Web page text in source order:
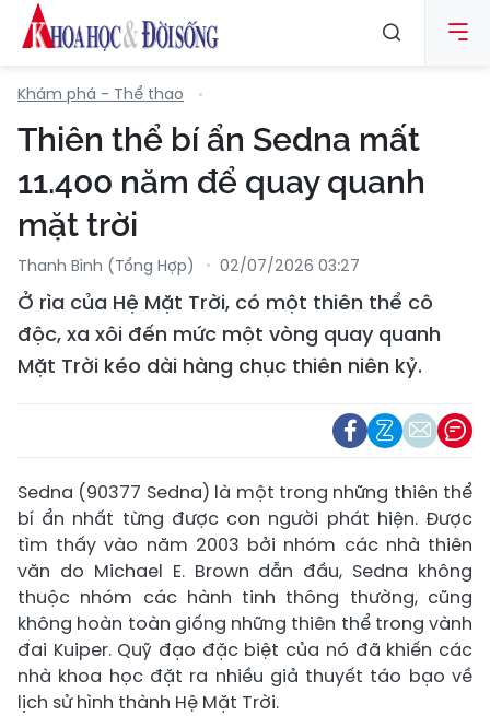
Khám phá - Thể thao
Thiên thể bí ẩn Sedna mất
11.400 năm để quay quanh
mặt trời
Thanh Bình (tổng Hợp) 02/07/2026 03:27
Ở rìa của Hệ Mặt Trời, có một thiên thể cô
độc, xa xôi đến mức một vòng quay quanh
Mặt Trời kéo dài hàng chục thiên niên kỷ.
Sedna (90377 Sedna) là một trong những thiên thể
bí ẩn nhất từng được con người phát hiện. Được
tìm thấy vào năm 2003 bởi nhóm các nhà thiên
văn do Michael E. Brown dẫn đầu, Sedna không
thuộc nhóm các hành tinh thông thường, cũng
không hoàn toàn giống những thiên thể trong vành
đai Kuiper. Quỹ đạo đặc biệt của nó đã khiến các
nhà khoa học đặt ra nhiều giả thuyết táo bạo về
lịch sử hình thành Hệ Mặt Trời.